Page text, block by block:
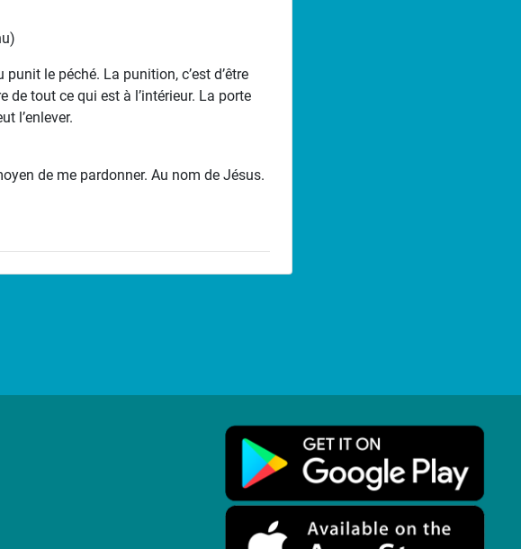
le péché. La punition, c’est d’être
de tout ce qui est à l’intérieur. La porte
l’enlever.
de me pardonner. Au nom de Jésus.